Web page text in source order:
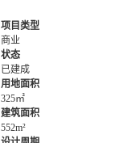
项目类型
商业
状态
已建成
用地面积
325㎡
建筑面积
552m²